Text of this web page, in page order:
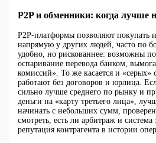
P2P и обменники: когда лучше
P2P‑платформы позволяют покупать
напрямую у других людей, часто по
удобно, но рискованнее: возможны
оспаривание перевода банком,
комиссий». То же касается и «серых»
работают без договоров и юрлица.
сильно лучше среднего по рынку и
деньги на «карту третьего лица»,
начинать с небольших сумм,
смотреть, есть ли арбитраж и
репутация контрагента в истории